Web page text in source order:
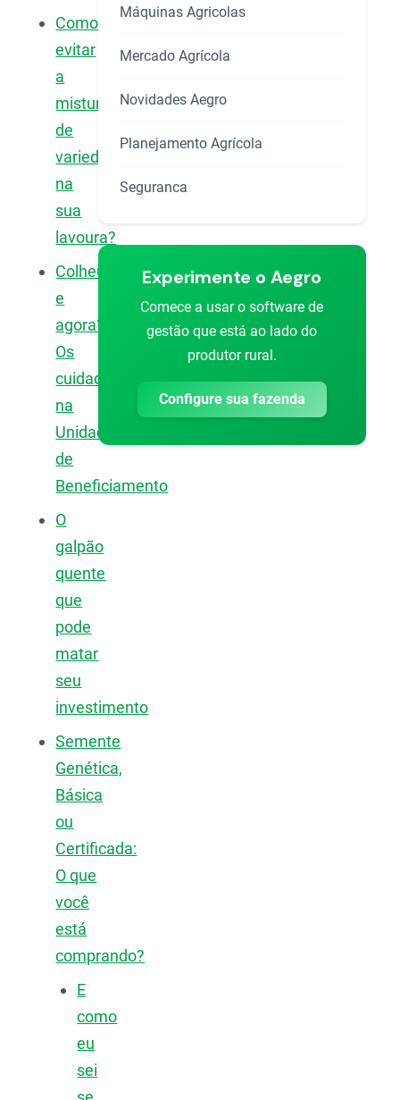
Como
evitar
a
mistura
de
variedades
na
sua
lavoura?
Colheu,
e
agora?
Os
cuidados
na
Unidade
de
Beneficiamento
O
galpão
quente
que
pode
matar
seu
investimento
Semente
Genética,
Básica
ou
Certificada:
O que
você
está
comprando?
E
como
eu
sei
Máquinas Agricolas
Mercado Agrícola
Novidades Aegro
Planejamento Agrícola
Seguranca
Experimente o Aegro
Comece a usar o software de
gestão que está ao lado do
produtor rural.
Configure sua fazenda